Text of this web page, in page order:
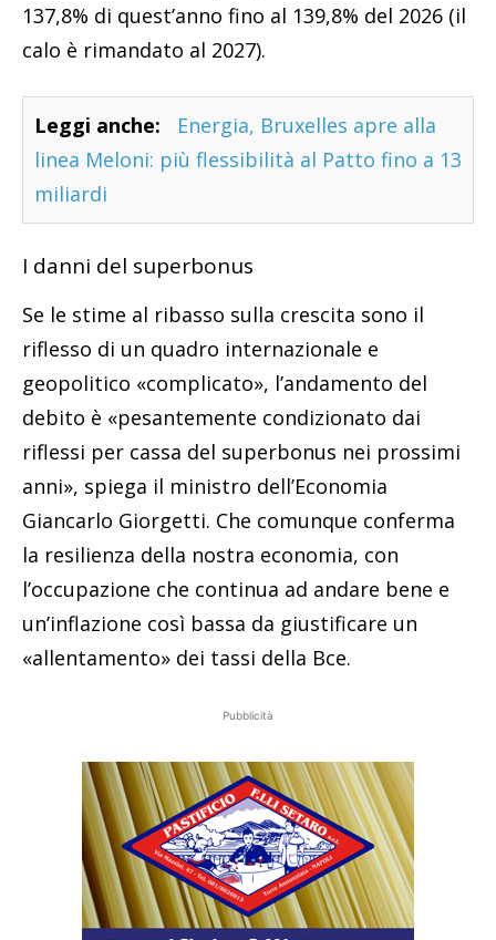
137,8% di quest’anno fino al 139,8% del 2026 (il
calo è rimandato al 2027).
Leggi anche:
Energia, Bruxelles apre alla
linea Meloni: più flessibilità al Patto fino a 13
miliardi
I danni del superbonus
Se le stime al ribasso sulla crescita sono il
riflesso di un quadro internazionale e
geopolitico «complicato», l’andamento del
debito è «pesantemente condizionato dai
riflessi per cassa del superbonus nei prossimi
anni», spiega il ministro dell’Economia
Giancarlo Giorgetti. Che comunque conferma
la resilienza della nostra economia, con
l’occupazione che continua ad andare bene e
un’inflazione così bassa da giustificare un
«allentamento» dei tassi della Bce.
Pubblicità